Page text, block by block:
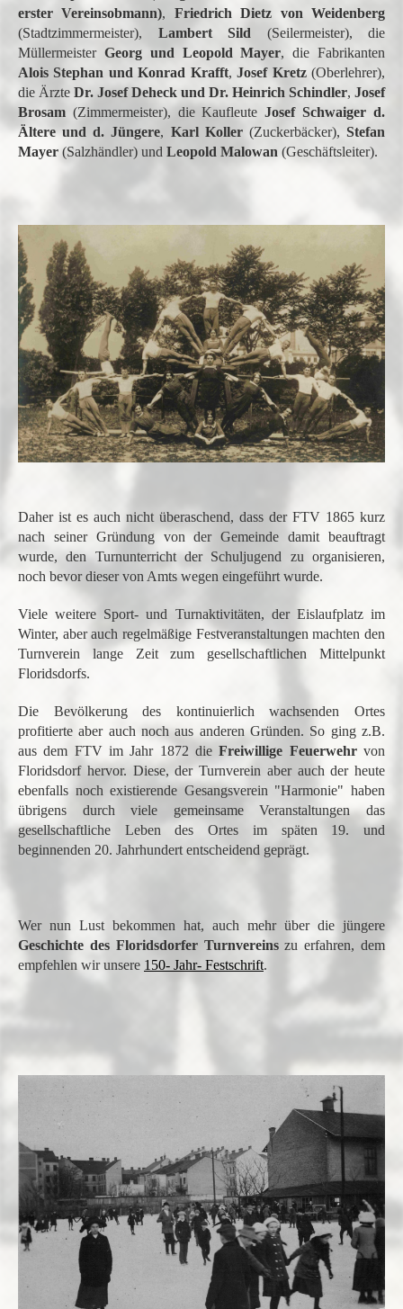
erster Vereinsobmann), Friedrich Dietz von Weidenberg
(Stadtzimmermeister), Lambert Sild (Seilermeister), die
Müllermeister Georg und Leopold Mayer, die Fabrikanten
Alois Stephan und Konrad Krafft,Josef Kretz(Oberlehrer),
die Ärzte Dr. Josef Deheck und Dr. Heinrich Schindler, Josef
Brosam (Zimmermeister), die KaufleuteJosef Schwaiger d.
Ältere und d. Jüngere, Karl Koller(Zuckerbäcker),Stefan
Mayer (Salzhändler) und Leopold Malowan (Geschäftsleiter).
Daher ist es auch nicht überaschend, dass der FTV 1865 kurz
nach seiner Gründung von der Gemeinde damit beauftragt
wurde, den Turnunterricht der Schuljugend zu organisieren,
noch bevor dieser von Amts wegen eingeführt wurde.
Viele weitere Sport- und Turnaktivitäten, der Eislaufplatz im
Winter, aber auch regelmäßige Festveranstaltungen machten den
Turnverein lange Zeit zum gesellschaftlichen Mittelpunkt
Floridsdorfs.
Die Bevölkerung des kontinuierlich wachsenden Ortes
profitierte aber auch noch aus anderen Gründen. So ging z.B.
aus dem FTV im Jahr 1872 dieFreiwillige Feuerwehrvon
Floridsdorf hervor. Diese, der Turnverein aber auch der heute
ebenfalls noch existierende Gesangsverein "Harmonie" haben
übrigens durch viele gemeinsame Veranstaltungen das
gesellschaftliche Leben des Ortes im späten 19. und
beginnenden 20. Jahrhundert entscheidend geprägt.
Wer nun Lust bekommen hat, auch mehr über die jüngere
Geschichte des Floridsdorfer Turnvereinszu erfahren, dem
empfehlen wir unsere 150- Jahr- Festschrift.